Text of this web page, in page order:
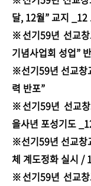
달, 12월” 교지 _12
※선기59년 선교창
기념사업회 성업”
※선기59년 선교창
력 반포”
※선기59년 선교
을사년 포성기도
※선기59년 선교창
체 계도정화 실시 /
※선기59년 선교